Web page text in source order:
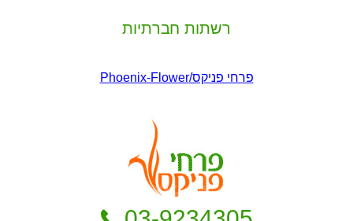
רשתות חברתיות